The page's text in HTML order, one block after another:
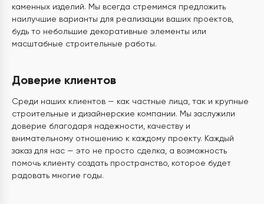
каменных изделий. Мы всегда стремимся предложить
наилучшие варианты для реализации ваших проектов,
будь то небольшие декоративные элементы или
масштабные строительные работы.
Доверие клиентов
Среди наших клиентов — как частные лица, так и крупные
строительные и дизайнерские компании. Мы заслужили
доверие благодаря надежности, качеству и
внимательному отношению к каждому проекту. Каждый
заказ для нас — это не просто сделка, а возможность
помочь клиенту создать пространство, которое будет
радовать многие годы.